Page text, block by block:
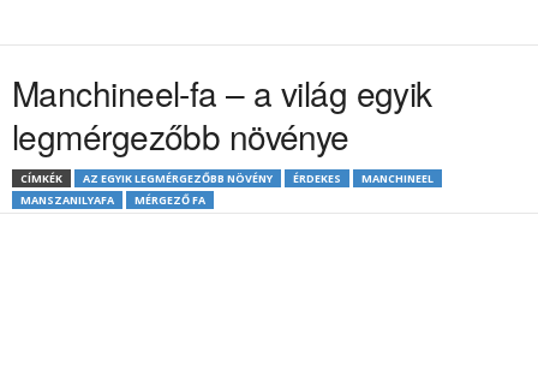
Manchineel-fa – a világ egyik
legmérgezőbb növénye
CÍMKÉK AZ EGYIK LEGMÉRGEZŐBB NÖVÉNY ÉRDEKES
MANCHINEEL
MANSZANILYAFA
MÉRGEZŐ FA